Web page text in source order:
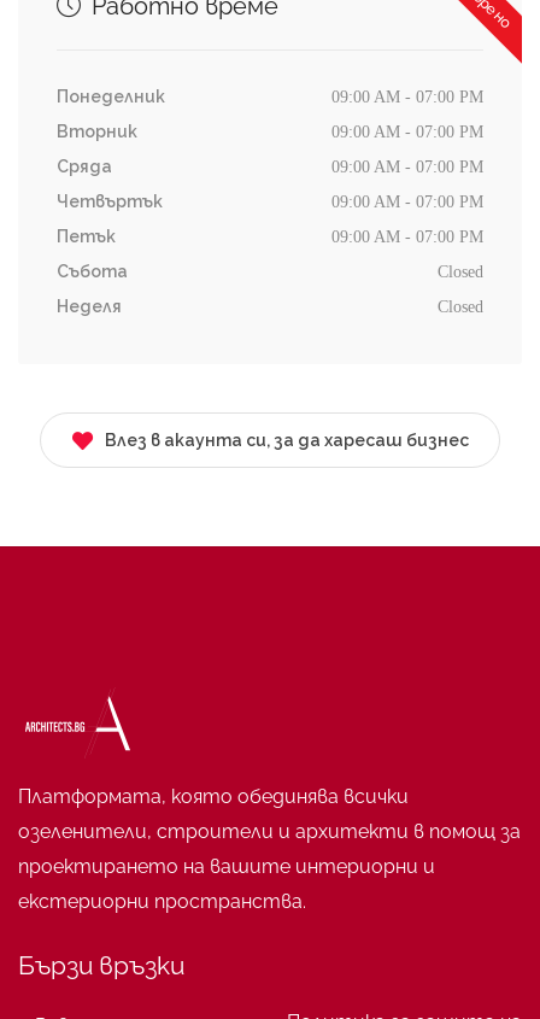
Работно време
Понеделник 09:00 AM - 07:00 PM
Вторник 09:00 AM - 07:00 PM
Сряда 09:00 AM - 07:00 PM
Четвъртък 09:00 AM - 07:00 PM
Петък 09:00 AM - 07:00 PM
Събота Closed
Неделя Closed
Влез в акаунта си, за да харесаш бизнес
Платформата, която обединява всички
озеленители, строители и архитекти в помощ за
проектирането на вашите интериорни и
екстериорни пространства.
Бързи връзки